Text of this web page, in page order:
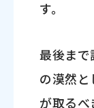
す。
最後まで
の漠然と
が取るべ